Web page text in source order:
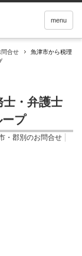
menu
問合せ
魚津市から税理
士・弁護士
プ
・郡別のお問合せ